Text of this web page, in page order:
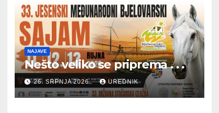
NAJAVE
Nešto veliko se priprema . . .
26. SRPNJA 2026. UREDNIK